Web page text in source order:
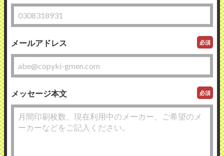
メールアドレス 必須
メッセージ本文 必須